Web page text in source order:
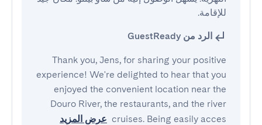
للإقامة.
الرد من GuestReady
Thank you, Jens, for sharing your positive
experience! We're delighted to hear that you
enjoyed the convenient location near the
Douro River, the restaurants, and the river
cruises. Being easily acces عرض المزيد